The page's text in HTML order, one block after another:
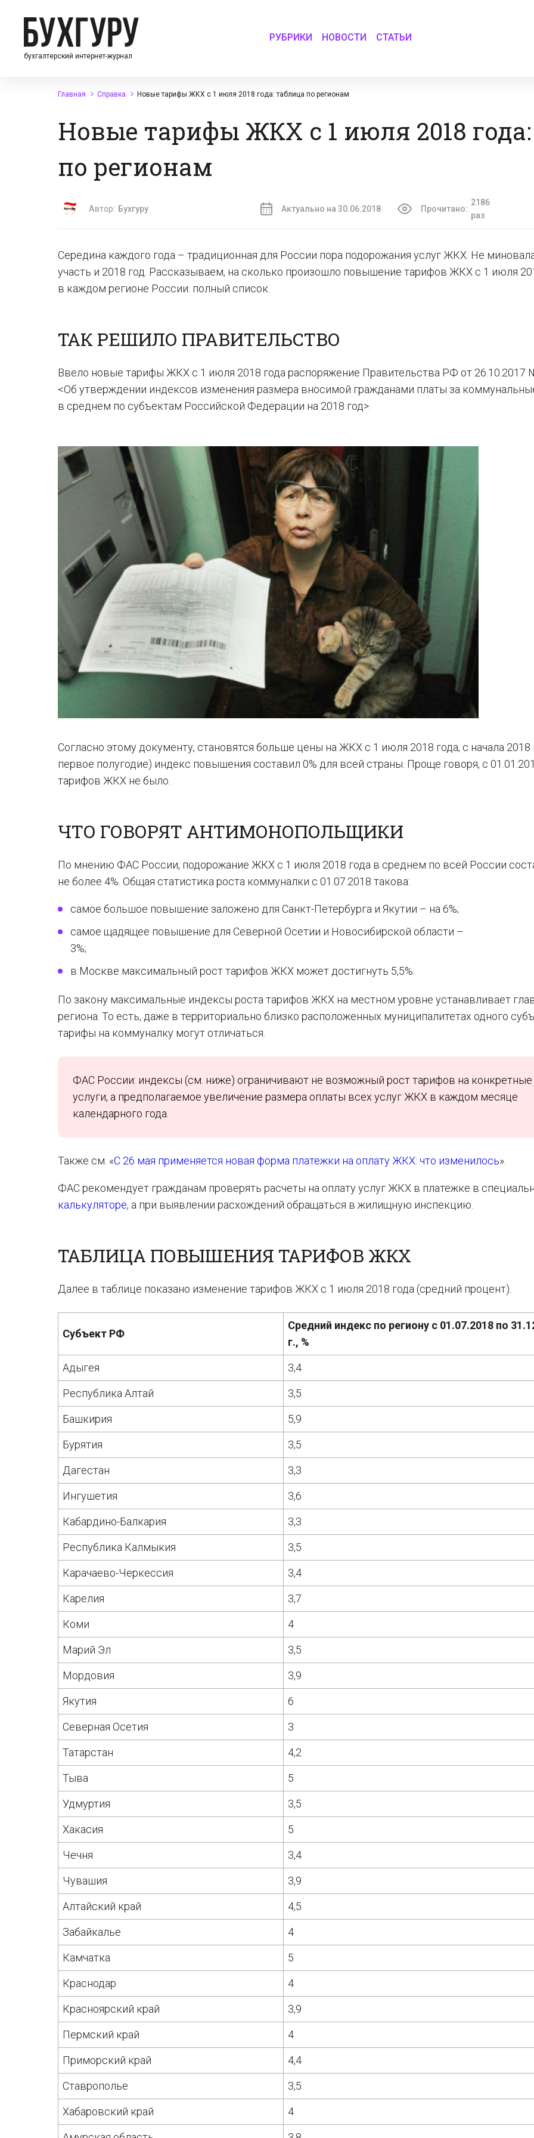
бухгалтерский интернет-журнал
РУБРИКИ НОВОСТИ СТАТЬИ
Главная Справка Новые тарифы ЖКХ с 1 июля 2018 года: таблица по регионам
Новые тарифы ЖКХ с 1 июля 2018
по регионам
Автор: Бухгуру Актуально на 30.06.2018 Прочитано:
2186
раз
Середина каждого года – традиционная для России пора подорожания услуг ЖКХ. Не
участь и 2018 год. Рассказываем, на сколько произошло повышение тарифов ЖКХ с 1 июля
в каждом регионе России: полный список.
ТАК РЕШИЛО ПРАВИТЕЛЬСТВО
Ввело новые тарифы ЖКХ с 1 июля 2018 года распоряжение Правительства РФ от 26.10.2017
<Об утверждении индексов изменения размера вносимой гражданами платы за
в среднем по субъектам Российской Федерации на 2018 год>.
Согласно этому документу, становятся больше цены на ЖКХ с 1 июля 2018 года, с начала 2018
первое полугодие) индекс повышения составил 0% для всей страны. Проще говоря, с
тарифов ЖКХ не было.
ЧТО ГОВОРЯТ АНТИМОНОПОЛЬЩИКИ
По мнению ФАС России, подорожание ЖКХ с 1 июля 2018 года в среднем по всей России
не более 4%. Общая статистика роста коммуналки с 01.07.2018 такова:
самое большое повышение заложено для Санкт-Петербурга и Якутии – на 6%;
самое щадящее повышение для Северной Осетии и Новосибирской области –
3%;
в Москве максимальный рост тарифов ЖКХ может достигнуть 5,5%.
По закону максимальные индексы роста тарифов ЖКХ на местном уровне устанавливает
региона. То есть, даже в территориально близко расположенных муниципалитетах одного
тарифы на коммуналку могут отличаться.
ФАС России: индексы (см. ниже) ограничивают не возможный рост тарифов на конкретные
услуги, а предполагаемое увеличение размера оплаты всех услуг ЖКХ в каждом месяце
календарного года.
Также см. «С 26 мая применяется новая форма платежки на оплату ЖКХ: что изменилось».
ФАС рекомендует гражданам проверять расчеты на оплату услуг ЖКХ в платежке в
калькуляторе, а при выявлении расхождений обращаться в жилищную инспекцию.
ТАБЛИЦА ПОВЫШЕНИЯ ТАРИФОВ ЖКХ
Далее в таблице показано изменение тарифов ЖКХ с 1 июля 2018 года (средний процент).
Субъект РФ
Средний индекс по региону с 01.07.2018 по
г., %
Адыгея 3,4
Республика Алтай 3,5
Башкирия 5,9
Бурятия 3,5
Дагестан 3,3
Ингушетия 3,6
Кабардино-Балкария 3,3
Республика Калмыкия 3,5
Карачаево-Черкессия 3,4
Карелия 3,7
Коми 4
Марий Эл 3,5
Мордовия 3,9
Якутия 6
Северная Осетия 3
Татарстан 4,2
Тыва 5
Удмуртия 3,5
Хакасия 5
Чечня 3,4
Чувашия 3,9
Алтайский край 4,5
Забайкалье 4
Камчатка 5
Краснодар 4
Красноярский край 3,9
Пермский край 4
Приморский край 4,4
Ставрополье 3,5
Хабаровский край 4